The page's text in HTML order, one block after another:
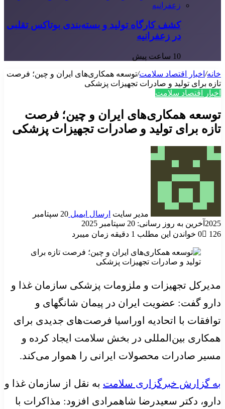
کشف کارگاه تولید و بسته‌بندی بوتاکس تقلبی
در زعفرانیه
10 ساعت پیش
خانه/ اخبار اقتصاد سلامت/توسعه همکاری‌های ایران و چین؛ فرصت
تازه برای تولید و صادرات تجهیزات پزشکی
اخبار اقتصاد سلامت
توسعه همکاری‌های ایران و چین؛ فرصت
تازه برای تولید و صادرات تجهیزات پزشکی
مدیر سایت ارسال ایمیل
20 سپتامبر
2025 آخرین به روز رسانی: 20 سپتامبر 2025
0
126 خواندن این مطلب 1 دقیقه زمان میبرد
مدیرکل تجهیزات و ملزومات پزشکی سازمان غذا و
دارو گفت: عضویت ایران در پیمان شانگهای و
توافقات با اتحادیه اوراسیا فرصت‌های جدیدی برای
همکاری بین‌المللی در بخش سلامت ایجاد کرده و
مسیر صادرات محصولات ایرانی را هموار می‌کند.
به گزارش خبرگزاری سلامت به نقل از سازمان غذا و
دارو، دکتر سعیدرضا شاهمرادی افزود: مذاکرات با